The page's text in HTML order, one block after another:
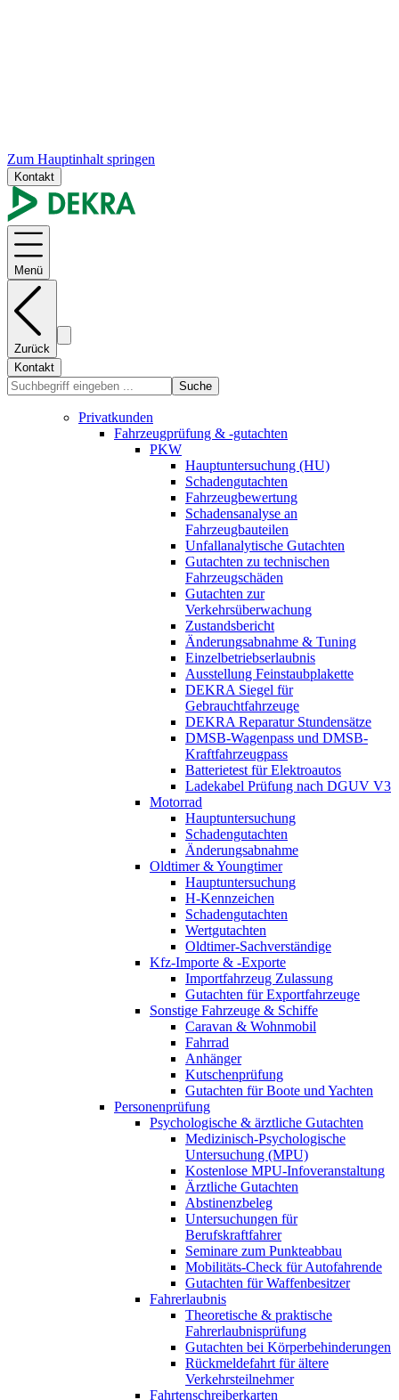
Zum Hauptinhalt springen
Kontakt
Menü
Zurück
Kontakt
Suche
Privatkunden
Fahrzeugprüfung & -gutachten
PKW
Hauptuntersuchung (HU)
Schadengutachten
Fahrzeugbewertung
Schadensanalyse an
Fahrzeugbauteilen
Unfallanalytische Gutachten
Gutachten zu technischen
Fahrzeugschäden
Gutachten zur
Verkehrsüberwachung
Zustandsbericht
Änderungsabnahme & Tuning
Einzelbetriebserlaubnis
Ausstellung Feinstaubplakette
DEKRA Siegel für
Gebrauchtfahrzeuge
DEKRA Reparatur Stundensätze
DMSB-Wagenpass und DMSB-
Kraftfahrzeugpass
Batterietest für Elektroautos
Ladekabel Prüfung nach DGUV V3
Motorrad
Hauptuntersuchung
Schadengutachten
Änderungsabnahme
Oldtimer & Youngtimer
Hauptuntersuchung
H-Kennzeichen
Schadengutachten
Wertgutachten
Oldtimer-Sachverständige
Kfz-Importe & -Exporte
Importfahrzeug Zulassung
Gutachten für Exportfahrzeuge
Sonstige Fahrzeuge & Schiffe
Caravan & Wohnmobil
Fahrrad
Anhänger
Kutschenprüfung
Gutachten für Boote und Yachten
Personenprüfung
Psychologische & ärztliche Gutachten
Medizinisch-Psychologische
Untersuchung (MPU)
Kostenlose MPU-Infoveranstaltung
Ärztliche Gutachten
Abstinenzbeleg
Untersuchungen für
Berufskraftfahrer
Seminare zum Punkteabbau
Mobilitäts-Check für Autofahrende
Gutachten für Waffenbesitzer
Fahrerlaubnis
Theoretische & praktische
Fahrerlaubnisprüfung
Gutachten bei Körperbehinderungen
Rückmeldefahrt für ältere
Verkehrsteilnehmer
Fahrtenschreiberkarten